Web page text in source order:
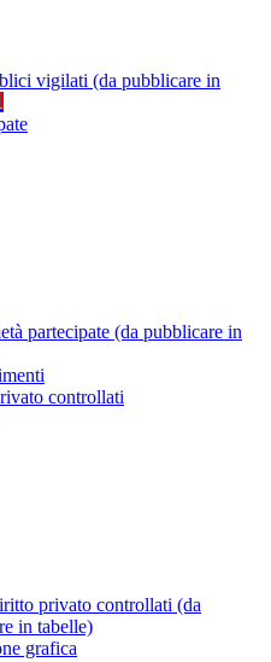
vigilati (da pubblicare in
partecipate (da pubblicare in
controllati
privato controllati (da
in tabelle)
grafica